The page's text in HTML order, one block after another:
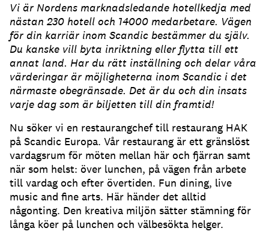
Vi är Nordens marknadsledande hotellkedja med
nästan 230 hotell och 14000 medarbetare. Vägen
för din karriär inom Scandic bestämmer du själv.
Du kanske vill byta inriktning eller flytta till ett
annat land. Har du rätt inställning och delar våra
värderingar är möjligheterna inom Scandic i det
närmaste obegränsade. Det är du och din insats
varje dag som är biljetten till din framtid!
Nu söker vi en restaurangchef till restaurang HAK
på Scandic Europa. Vår restaurang är ett gränslöst
vardagsrum för möten mellan här och fjärran samt
när som helst: över lunchen, på vägen från arbete
till vardag och efter övertiden. Fun dining, live
music and fine arts. Här händer det alltid
någonting. Den kreativa miljön sätter stämning för
långa köer på lunchen och välbesökta helger.